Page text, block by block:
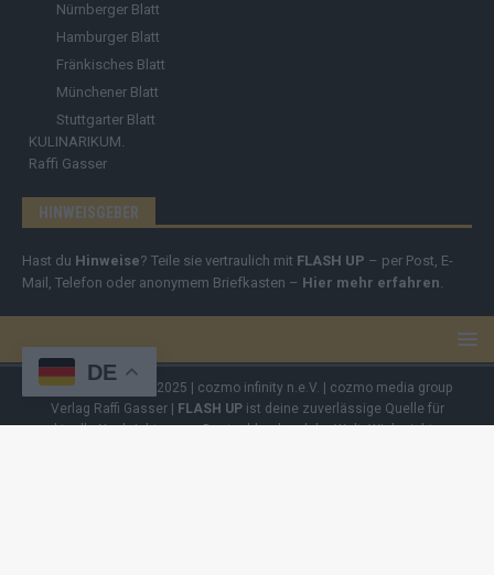
Nürnberger Blatt
Hamburger Blatt
Fränkisches Blatt
Münchener Blatt
Stuttgarter Blatt
KULINARIKUM.
Raffi Gasser
HINWEISGEBER
Hast du Hinweise? Teile sie vertraulich mit FLASH UP – per Post, E-
Mail, Telefon oder anonymem Briefkasten – Hier mehr erfahren.
Copyright
© 2019-2025 | cozmo infinity n.e.V. | cozmo media group
Verlag Raffi Gasser |
FLASH UPist deine zuverlässige Quelle für
aktuelle Nachrichten aus Deutschland und der Welt. Wir berichten
DE